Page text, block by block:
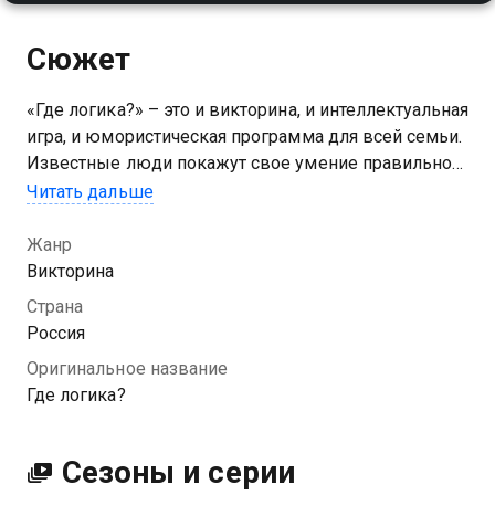
Сюжет
«Где логика?» – это и викторина, и интеллектуальная
игра, и юмористическая программа для всей семьи.
Известные люди покажут свое умение правильно
мыслить и находить логические связи между
персонажами.
Посмотреть онлайн 7 сезон сериала Где логика? вы
можете совершенно бесплатно в хорошем HD
Читать дальше
Жанр
Викторина
Страна
Россия
Оригинальное название
Где логика?
Сезоны и серии